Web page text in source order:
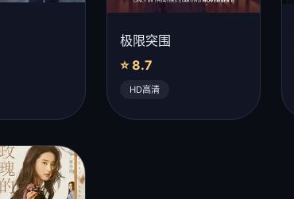
极限突围
⭐ 8.7
HD高清